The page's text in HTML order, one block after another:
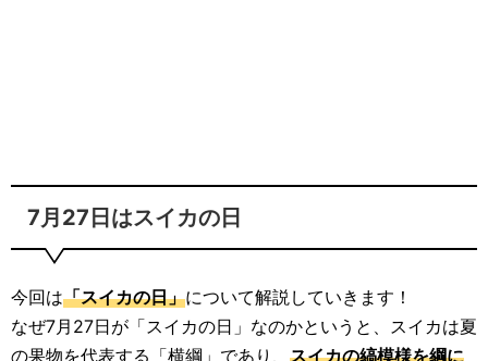
7月27日はスイカの日
今回は「スイカの日」について解説していきます！
なぜ7月27日が「スイカの日」なのかというと、スイカは夏
の果物を代表する「横綱」であり、 スイカの縞模様を綱に